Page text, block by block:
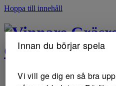
Hoppa till innehåll
Gräsroten
Innan du börjar spela
Vi vill ge dig en så bra